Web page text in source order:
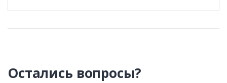
Остались вопросы?